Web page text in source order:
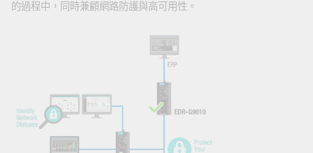
的過程中，同時兼顧網路防護與高可用性。